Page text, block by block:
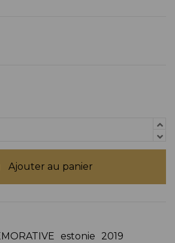
Ajouter au panier
estonie 2019